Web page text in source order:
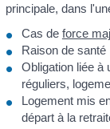
principale, dans
Cas de force
Raison de santé
Obligation liée à
réguliers,
Logement mis
départ à la